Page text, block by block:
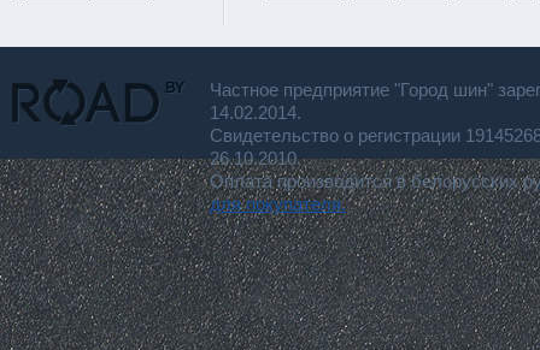
Частное предприятие "Город шин"
14.02.2014.
Свидетельство о регистрации
26.10.2010.
Оплата производится в белорусских
для покупателя.